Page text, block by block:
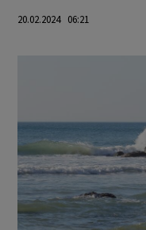
20.02.2024 06:21